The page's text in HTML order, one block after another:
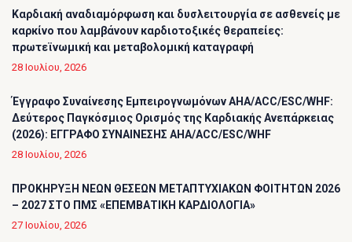
Καρδιακή αναδιαμόρφωση και δυσλειτουργία σε ασθενείς με
καρκίνο που λαμβάνουν καρδιοτοξικές θεραπείες:
πρωτεϊνωμική και μεταβολομική καταγραφή
28 Ιουλίου, 2026
Έγγραφο Συναίνεσης Εμπειρογνωμόνων AHA/ACC/ESC/WHF:
Δεύτερος Παγκόσμιος Ορισμός της Καρδιακής Ανεπάρκειας
(2026): ΕΓΓΡΑΦΟ ΣΥΝΑΙΝΕΣΗΣ AHA/ACC/ESC/WHF
28 Ιουλίου, 2026
ΠΡΟΚΗΡΥΞΗ ΝΕΩΝ ΘΕΣΕΩΝ ΜΕΤΑΠΤΥΧΙΑΚΩΝ ΦΟΙΤΗΤΩΝ 2026
– 2027 ΣΤΟ ΠΜΣ «ΕΠΕΜΒΑΤΙΚΗ ΚΑΡΔΙΟΛΟΓΙΑ»
27 Ιουλίου, 2026